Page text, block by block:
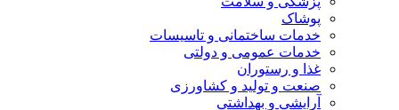
پوشاک
خدمات ساختمانی و تاسیسات
خدمات عمومی و دولتی
غذا و رستوران
صنعت و تولید و کشاورزی
آرایشی و بهداشتی